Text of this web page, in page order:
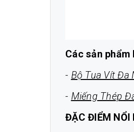
Các sản phẩm
- Bộ Tua Vít Đa
- Miếng Thép
ĐẶC ĐIỂM NỔI